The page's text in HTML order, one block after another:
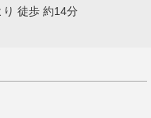
徒歩 約14分